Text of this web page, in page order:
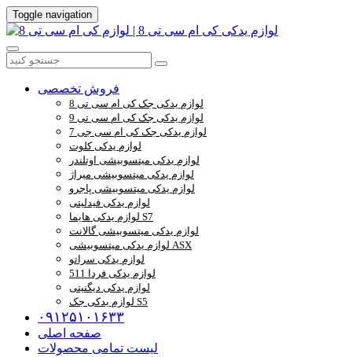
Toggle navigation
فروش تخصصی
لوازم یدکی جک کی ام سی تی 8
لوازم یدکی جک کی ام سی تی 9
لوازم یدکی جک کی ام سی جی 7
لوازم یدکی کلوت
لوازم یدکی میتسوبیشی اوتلندر
لوازم یدکی میتسوبیشی میراژ
لوازم یدکی میتسوبیشی پاجرو
لوازم یدکی فیدلیتی
لوازم یدکی هایما S7
لوازم یدکی میتسوبیشی گالانت
لوازم یدکی میتسوبیشی ASX
لوازم یدکی سراتو
لوازم یدکی فردا 511
لوازم یدکی دیگنیتی
لوازم یدکی جک S5
۰۹۱۲۵۱۰۱۶۳۳
صفحه اصلی
لیست تمامی محصولات